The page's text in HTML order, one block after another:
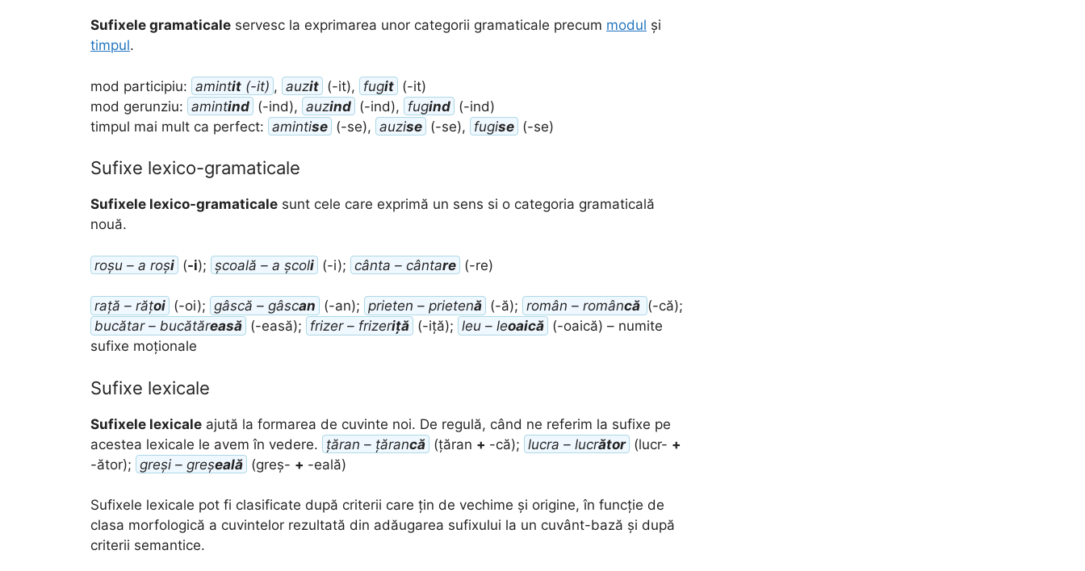
Sufixele gramaticale servesc la exprimarea unor categorii gramaticale precum modul și
timpul.
mod participiu: amintit (-it) , auzit (-it), fugit (-it)
mod gerunziu: amintind (-ind), auzind (-ind), fugind (-ind)
timpul mai mult ca perfect: amintise (-se), auzise (-se), fugise (-se)
Sufixe lexico-gramaticale
Sufixele lexico-gramaticale sunt cele care exprimă un sens si o categoria gramaticală
nouă.
roșu – a roși (-i); școală – a școli (-i); cânta – cântare (-re)
rață – rățoi (-oi); gâscă – gâscan (-an); prieten – prietenă (-ă); român – româncă (-că);
bucătar – bucătăreasă (-easă); frizer – frizeriță (-iță); leu – leoaică (-oaică) – numite
sufixe moționale
Sufixe lexicale
Sufixele lexicale ajută la formarea de cuvinte noi. De regulă, când ne referim la sufixe pe
acestea lexicale le avem în vedere. țăran – țărancă (țăran + -că); lucra – lucrător (lucr- +
-ător); greși – greșeală (greș- + -eală)
Sufixele lexicale pot fi clasificate după criterii care țin de vechime și origine, în funcție de
clasa morfologică a cuvintelor rezultată din adăugarea sufixului la un cuvânt-bază și după
criterii semantice.